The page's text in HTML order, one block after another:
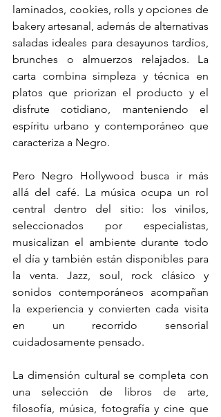
laminados, cookies, rolls y opciones de
bakery artesanal, además de alternativas
saladas ideales para desayunos tardíos,
brunches o almuerzos relajados. La
carta combina simpleza y técnica en
platos que priorizan el producto y el
disfrute cotidiano, manteniendo el
espíritu urbano y contemporáneo que
caracteriza a Negro.
Pero Negro Hollywood busca ir más
allá del café. La música ocupa un rol
central dentro del sitio: los vinilos,
seleccionados por especialistas,
musicalizan el ambiente durante todo
el día y también están disponibles para
la venta. Jazz, soul, rock clásico y
sonidos contemporáneos acompañan
la experiencia y convierten cada visita
en un recorrido sensorial
cuidadosamente pensado.
La dimensión cultural se completa con
una selección de libros de arte,
filosofía, música, fotografía y cine que